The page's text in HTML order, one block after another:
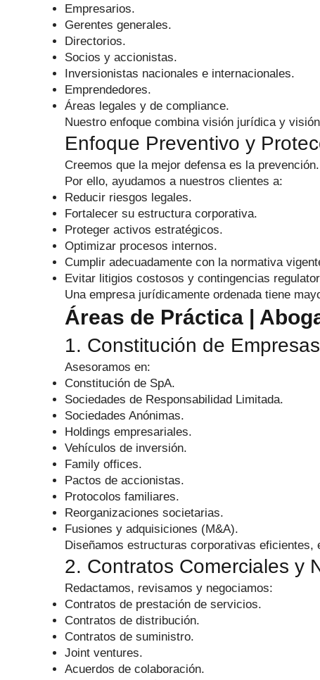
Empresarios.
Gerentes generales.
Directorios.
Socios y accionistas.
Inversionistas nacionales e internacionales.
Emprendedores.
Áreas legales y de compliance.
Nuestro enfoque combina visión jurídica y
Enfoque Preventivo y
Creemos que la mejor defensa es la prevención.
Por ello, ayudamos a nuestros clientes a:
Reducir riesgos legales.
Fortalecer su estructura corporativa.
Proteger activos estratégicos.
Optimizar procesos internos.
Cumplir adecuadamente con la normativa
Evitar litigios costosos y contingencias
Una empresa jurídicamente ordenada tiene
Áreas de Práctica |
1. Constitución de
Asesoramos en:
Constitución de SpA.
Sociedades de Responsabilidad Limitada.
Sociedades Anónimas.
Holdings empresariales.
Vehículos de inversión.
Family offices.
Pactos de accionistas.
Protocolos familiares.
Reorganizaciones societarias.
Fusiones y adquisiciones (M&A).
Diseñamos estructuras corporativas
2. Contratos Comerciales y
Redactamos, revisamos y negociamos:
Contratos de prestación de servicios.
Contratos de distribución.
Contratos de suministro.
Joint ventures.
Acuerdos de colaboración.